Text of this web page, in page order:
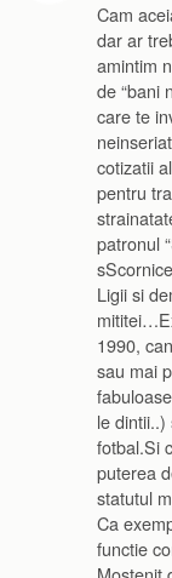
Cam
dar ar
amintim
de “bani
care te
cotizatii
pentru
patronul
Ligii si
1990,
sau mai
le
fotbal.Si
puterea
statutul
Ca
functie